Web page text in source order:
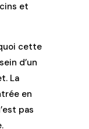
et
cette
d’un
La
en
pas